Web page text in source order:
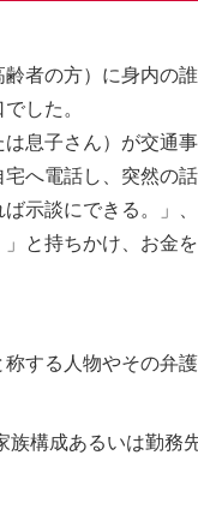
者の方）に身内の
した。
息子さん）が交通
へ電話し、突然の
示談にできる。」、
」と持ちかけ、お金
する人物やその弁
構成あるいは勤務